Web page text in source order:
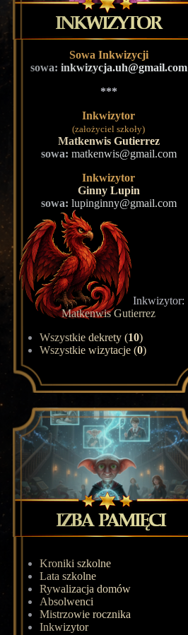
Sowa Inkwizycji
sowa: inkwizycja.uh@gmail.com
***
Inkwizytor
(założyciel szkoły)
Matkenwis Gutierrez
sowa: matkenwis@gmail.com
Inkwizytor
Ginny Lupin
sowa: lupinginny@gmail.com
Inkwizytor:
Matkenwis Gutierrez
Wszystkie dekrety (10)
Wszystkie wizytacje (0)
Kroniki szkolne
Lata szkolne
Rywalizacja domów
Absolwenci
Mistrzowie rocznika
Inkwizytor